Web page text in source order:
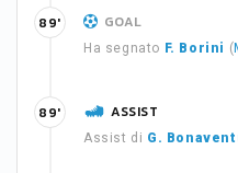
GOAL
Ha segnato F. Borini (
89'
ASSIST
Assist di G.
89'